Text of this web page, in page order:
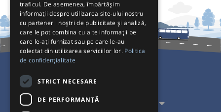
Pentru Călători
Pentru Transportatori
traficul. De asemenea, împărtășim
informații despre utilizarea site-ului nostru
cu partenerii noștri de publicitate și analiză,
care le pot combina cu alte informații pe
care le-ați furnizat sau pe care le-au
colectat din utilizarea serviciilor lor. Politica
de confidențialitate
STRICT NECESARE
DE PERFORMANȚĂ